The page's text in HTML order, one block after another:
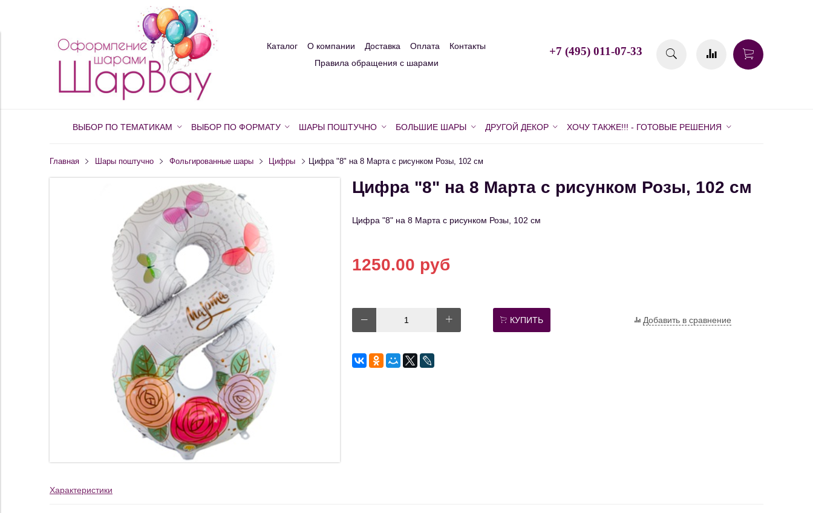
Каталог О компании Доставка Оплата
Контакты
Правила обращения с шарами
+7 (495) 011-07-33
ВЫБОР ПО ТЕМАТИКАМ ВЫБОР ПО ФОРМАТУ ШАРЫ ПОШТУЧНО БОЛЬШИЕ ШАРЫ ДРУГОЙ ДЕКОР ХОЧУ ТАКЖЕ!!! - ГОТОВЫЕ РЕШЕНИЯ
Главная Шары поштучно Фольгированные шары Цифры Цифра "8" на 8 Марта с рисунком Розы, 102 см
Цифра "8" на 8 Марта с рисунком Розы, 102 см
Цифра "8" на 8 Марта с рисунком Розы, 102 см
1250.00 руб
КУПИТЬ Добавить в сравнение
Характеристики